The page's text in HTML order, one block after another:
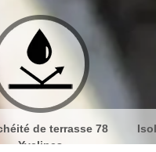
de toiture 78 Yvelines